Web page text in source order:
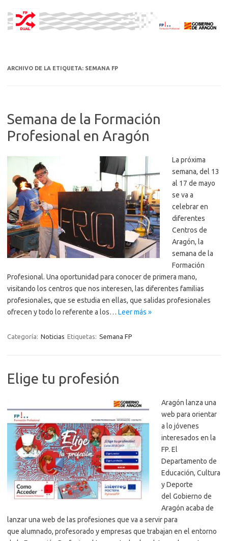
contenido
ARCHIVO DE LA ETIQUETA: SEMANA FP
Semana de la Formación
Profesional en Aragón
La próxima
semana, del 13
al 17 de mayo
se va a
celebrar en
diferentes
Centros de
Aragón, la
semana de la
Formación
Profesional. Una oportunidad para conocer de primera mano,
visitando los centros que nos interesen, las diferentes familias
profesionales, que se estudia en ellas, que salidas profesionales
ofrecen y todo lo referente a los… Leer más »
Categoría: Noticias Etiquetas: Semana FP
Elige tu profesión
Aragón lanza una
web para orientar
a lo jóvenes
interesados en la
FP. El
Departamento de
Educación, Cultura
y Deporte
del Gobierno de
Aragón acaba de
lanzar una web de las profesiones que va a servir para
que alumnado, profesorado y empresas que trabajan en el entorno